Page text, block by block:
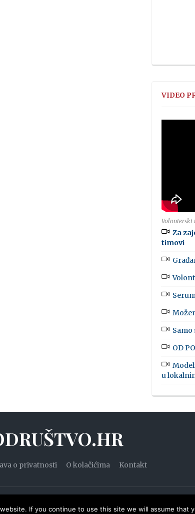
VIDEO
Volonterski
Za
timovi
Samo
OD
u
o privatnosti O kolačićima Kontakt
If you continue to use this site we will assume that